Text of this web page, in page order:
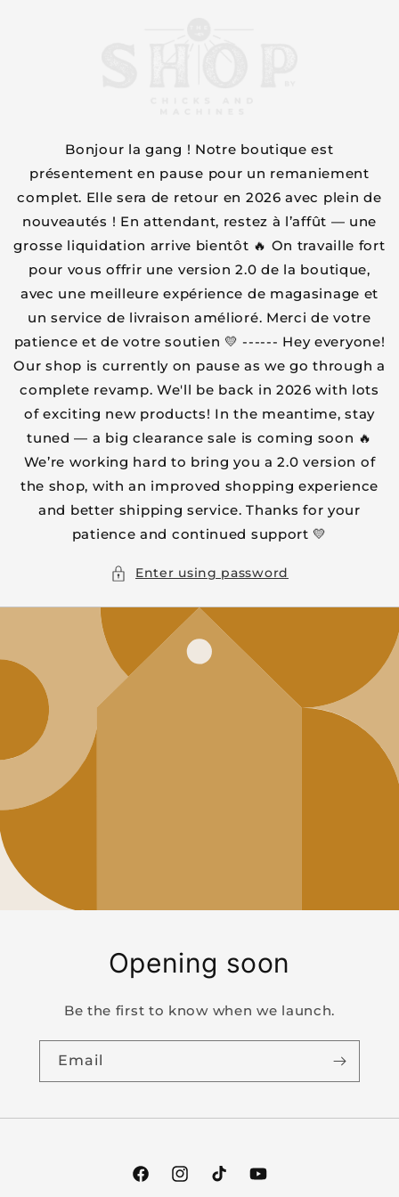
Bonjour la gang ! Notre boutique est
présentement en pause pour un remaniement
complet. Elle sera de retour en 2026 avec plein de
nouveautés ! En attendant, restez à l’affût — une
grosse liquidation arrive bientôt 🔥 On travaille fort
pour vous offrir une version 2.0 de la boutique,
avec une meilleure expérience de magasinage et
un service de livraison amélioré. Merci de votre
patience et de votre soutien 💛 ------ Hey everyone!
Our shop is currently on pause as we go through a
complete revamp. We'll be back in 2026 with lots
of exciting new products! In the meantime, stay
tuned — a big clearance sale is coming soon 🔥
We’re working hard to bring you a 2.0 version of
the shop, with an improved shopping experience
and better shipping service. Thanks for your
patience and continued support 💛
Enter using password
Opening soon
Be the first to know when we launch.
Email
FacebookInstagramTikTokYouTube